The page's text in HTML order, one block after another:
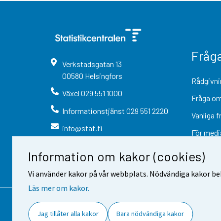
Information om kakor (cookies)
Vi använder kakor på vår webbplats. Nödvändiga kakor
Läs mer om kakor.
Jag tillåter alla kakor Bara nödvändiga kakor
Verkstadsgatan 13
00580 Helsingfors
Växel 029 551 1000
Informationstjänst 029 551 2220
info@stat.fi
Fråga
Vanliga
För
Kontaktinformation Respons